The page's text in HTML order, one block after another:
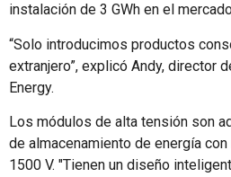
instalación de 3 GWh en el
“Solo introducimos productos
extranjero”, explicó Andy, director
Energy.
Los módulos de alta tensión son
de almacenamiento de energía
1500 V. "Tienen un diseño